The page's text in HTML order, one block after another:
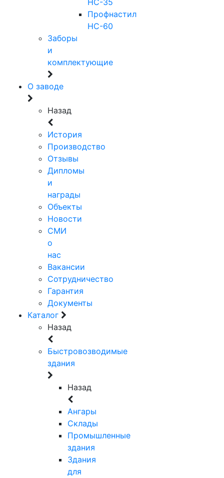
НС-35
Профнастил
НС-60
Заборы
и
комплектующие
О заводе
Назад
История
Производство
Отзывы
Дипломы
и
награды
Объекты
Новости
СМИ
о
нас
Вакансии
Сотрудничество
Гарантия
Документы
Каталог
Назад
Быстровозводимые
здания
Назад
Ангары
Склады
Промышленные
здания
Здания
для